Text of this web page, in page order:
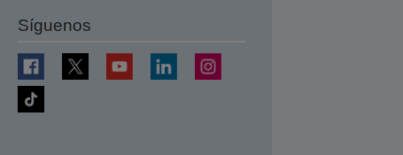
Síguenos